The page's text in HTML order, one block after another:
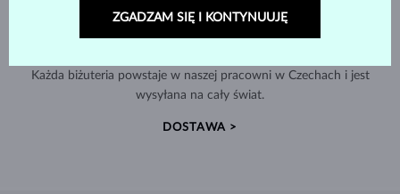
Każda biżuteria powstaje w naszej pracowni w Czechach i jest
wysyłana na cały świat.
DOSTAWA >
ZGADZAM SIĘ I KONTYNUUJĘ